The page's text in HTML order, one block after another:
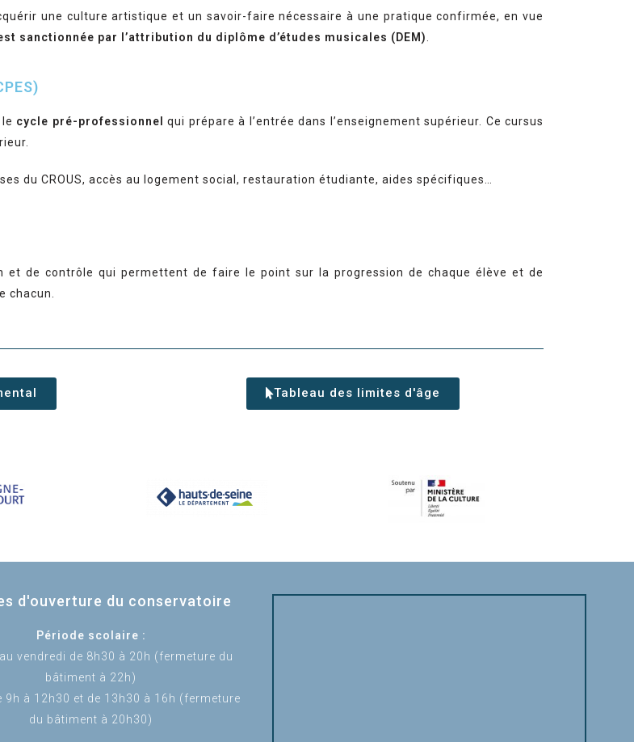
une culture artistique et un savoir-faire nécessaire à une pratique confirmée, en vue
sanctionnée par l’attribution du diplôme d’études musicales (DEM)
cycle pré-professionnel
qui prépare à l’entrée dans l’enseignement supérieur. Ce cursus
du CROUS, accès au logement social, restauration étudiante, aides spécifiques…
et de contrôle qui permettent de faire le point sur la progression de chaque élève et de
chacun.
Tableau des limites d'âge
d'ouverture du conservatoire
Période scolaire :
vendredi de 8h30 à 20h (fermeture du
bâtiment à 22h)
9h à 12h30 et de 13h30 à 16h (fermeture
du bâtiment à 20h30)